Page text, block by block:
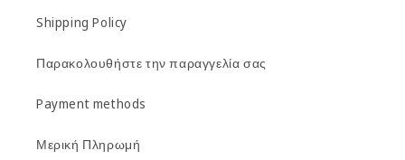
Shipping Policy
Παρακολουθήστε την παραγγελία σας
Payment methods
Μερική Πληρωμή